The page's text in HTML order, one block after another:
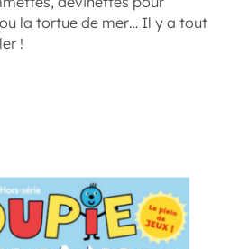
la tortue de mer… Il y a tout
!